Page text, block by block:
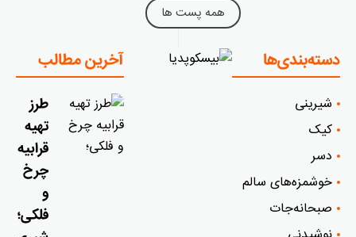
همه پست ها
دسته‌بندی‌ها
شیرینی
کیک
دسر
خوشمزه‌‌های سالم
صبحانه‌جات
آخرین مطالب
طرز
تهیه
قرابیه
چرخ
و
فلکی؛